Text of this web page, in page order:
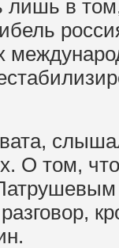
в
О том,